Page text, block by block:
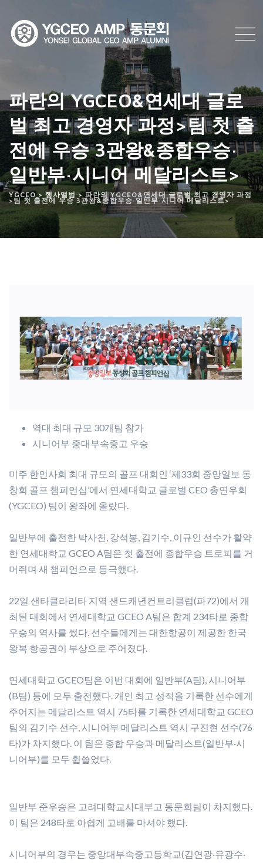
content
파란의 YGCEO&연세대 글로
벌 최고 경영자 과정>팀 첫 출
전에 우승 3관왕&종합우승·
일반부·시니어 메달리스트>
YGCEO > 행사앨범>파란의 YGCEO&연세대 글로벌 최고 경영자 과정
>팀 첫 출전에 우승 3관왕&종합우승·일반부·시니어 메달리스트>
역대 최대 규모 30개팀 참가
시니어부 중대부속중고 우승
미주 한인사회 최대 규모의 골프 대회인 ‘제33회 중앙일보 동
창회 골프 챔피언십’에서 연세대학교 글로벌 CEO 총연우회
(YGCEO) 팀이 왕좌에 올랐다.
일반부에 출전한 박사천, 강석봉, 김기수, 이규인 선수가 활약
한 연세대학교 GCEO A팀은 첫 출전에 종합우승 트로피를 거
머쥐며 새 챔피언으로 등극했다.
22일 샌타클라리타 지역 샌드캐년컨트리클럽(파72)에서 개
최된 대회에서 연세대학교 GCEO A팀은 합계 234타로 종합
우승의 역사를 썼다. 선수들에게는 대한항공이 제공한 한국
왕복 항공권이 부상으로 주어졌다.
연세대학교 GCEO팀은 이번 대회에 일반부(A팀), 시니어부
(B팀) 등에 모두 출전했다. 개인 최고 성적을 기록한 선수에게
주어지는 메달리스트 역시 75타를 기록한 연세대학교 GCEO
팀의 김기수 선수, 시니어부 메달리스트 역시 구진현 선수(76
타)가 차지했다. 이 팀은 종합 우승과 메달리스트(일반부·시
니어부)를 모두 휩쓸었다.
일반부 준우승은 고려대학교사대부고 동문회팀이 차지했다.
이 팀은 248타로 아쉽게 고배를 마셔야 했다.
시니어부의 경우는 중앙대부속중고등학교(김연광·유광수·